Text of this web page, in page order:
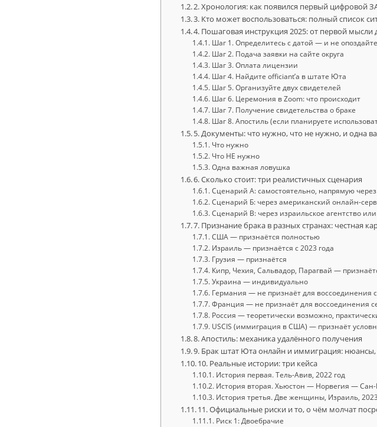
2. Хронология: как появился первый цифровой
3. Кто может воспользоваться: полный список
4. Пошаговая инструкция 2025: от первой мысли
Шаг 1. Определитесь с датой — и не опоздайте
Шаг 2. Подача заявки на сайте округа
Шаг 3. Оплата лицензии
Шаг 4. Найдите officiant’а в штате Юта
Шаг 5. Организуйте двух свидетелей
Шаг 6. Церемония в Zoom: что происходит
Шаг 7. Получение свидетельства о браке
Шаг 8. Апостиль (если планируете
5. Документы: что нужно, что не нужно, и одна
Что нужно
Что НЕ нужно
Одна важная ловушка
6. Сколько стоит: три реалистичных сценария
Сценарий А: самостоятельно, напрямую
Сценарий Б: через американский онлайн-
Сценарий В: через израильское агентство или
7. Признание брака в разных странах: честная
США — признаётся полностью
Израиль — признаётся с 2023 года
Грузия — признаётся
Кипр, Чехия, Сальвадор, Парагвай —
Украина — индивидуально
Германия — не признаёт для воссоединения
Франция — не признаёт для воссоединения
Россия — теоретически возможно,
USCIS (иммиграция в США) — признаёт
8. Апостиль: механика удалённого получения
9. Брак штат Юта онлайн и иммиграция:
10. Реальные истории: три кейса
История первая. Тель-Авив, 2022 год
История вторая. Хьюстон — Норвегия — Сан-
История третья. Две женщины, Израиль,
11. Официальные риски и то, о чём молчат
Риск 1: Двоебрачие